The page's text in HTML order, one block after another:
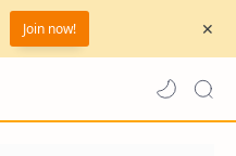
Join now!